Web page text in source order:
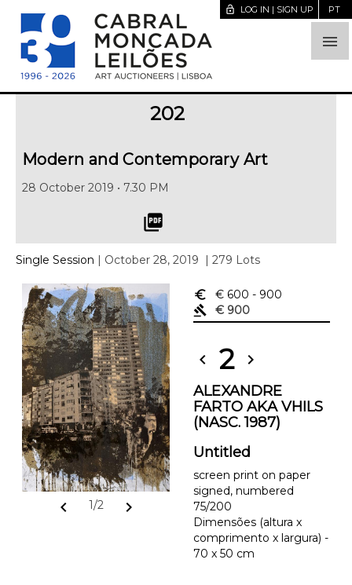

lock_open LOG IN | SIGN UP PT
202
Modern and Contemporary Art
28 October 2019 • 7.30 PM
picture_as_pdf
Single Session | October 28, 2019 | 279 Lots
chevron_left 1/2 chevron_right
euro_symbol € 600 - 900
gavel
€ 900
chevron_left 2 chevron_right
ALEXANDRE
FARTO AKA VHILS
(NASC. 1987)
Untitled
screen print on paper
signed, numbered
75/200
Dimensões (altura x
comprimento x largura) -
70 x 50 cm